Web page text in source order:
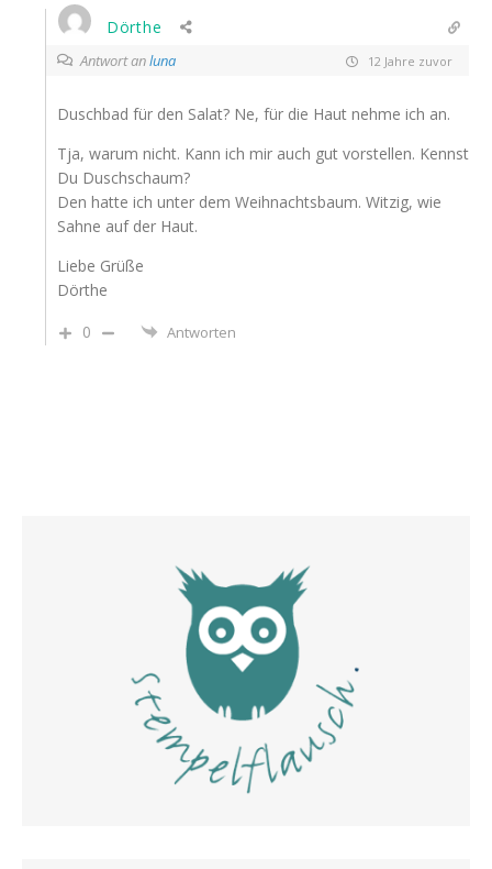
Dörthe
Antwort anluna 12 Jahre zuvor
Duschbad für den Salat? Ne, für die Haut nehme ich an.
Tja, warum nicht. Kann ich mir auch gut vorstellen. Kennst
Du Duschschaum?
Den hatte ich unter dem Weihnachtsbaum. Witzig, wie
Sahne auf der Haut.
Liebe Grüße
Dörthe
0
Antworten